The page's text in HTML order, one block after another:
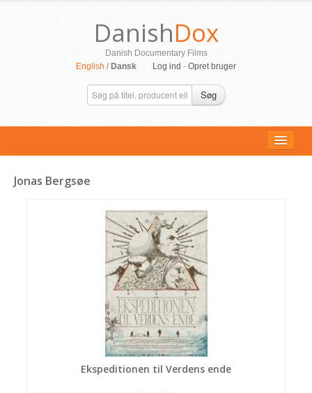
DanishDox
Danish Documentary Films
English / Dansk Log ind - Opret bruger
Søg
Jonas Bergsøe
Ekspeditionen til Verdens ende